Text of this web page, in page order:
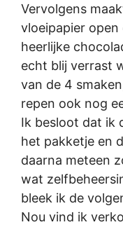
Vervolgens
vloeipapier open
heerlijke
echt blij verrast
van de 4
repen ook nog
Ik besloot dat ik
het pakketje en
daarna meteen
wat
bleek ik de
Nou vind ik